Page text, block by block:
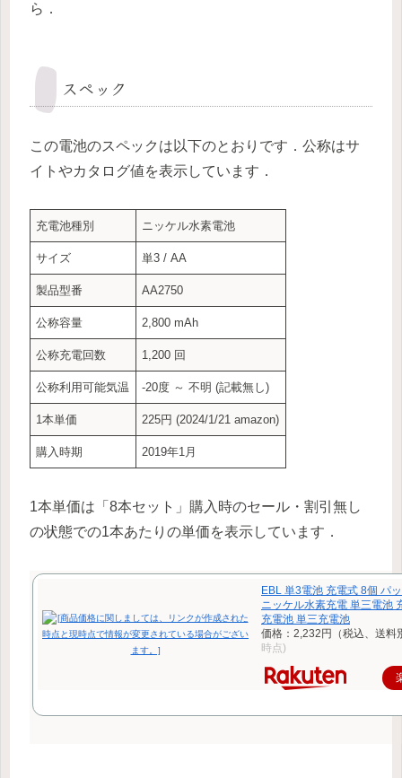
ら．
スペック
この電池のスペックは以下のとおりです．公称はサ
イトやカタログ値を表示しています．
充電池種別 ニッケル水素電池
サイズ 単3 / AA
製品型番 AA2750
公称容量 2,800 mAh
公称充電回数 1,200 回
公称利用可能気温 -20度 ～ 不明 (記載無し)
1本単価 225円 (2024/1/21 amazon)
購入時期 2019年1月
1本単価は「8本セット」購入時のセール・割引無し
の状態での1本あたりの単価を表示しています．
EBL 単3電池 充電式 8個 パ
ニッケル水素充電 単三電池
充電池 単三充電池
価格：2,232円（税込、送料
時点)